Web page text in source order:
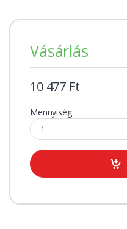
Vásárlás
10 477 Ft
Mennyiség